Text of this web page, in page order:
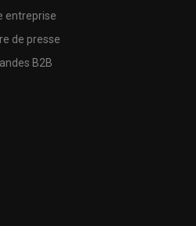
entreprise
de presse
B2B